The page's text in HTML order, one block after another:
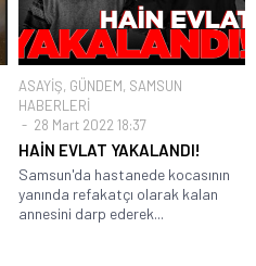
ASAYİŞ, GÜNDEM, SAMSUN
HABERLERİ
28 Mart 2022 18:37
HAİN EVLAT YAKALANDI!
Samsun'da hastanede kocasının
yanında refakatçı olarak kalan
annesini darp ederek...